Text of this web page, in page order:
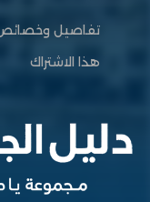
تفاصيل وخصائص
هذا الاشتراك